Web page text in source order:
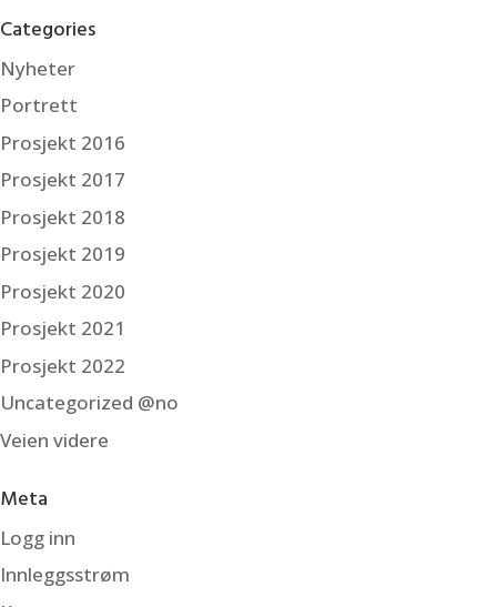
Categories
Nyheter
Portrett
Prosjekt 2016
Prosjekt 2017
Prosjekt 2018
Prosjekt 2019
Prosjekt 2020
Prosjekt 2021
Prosjekt 2022
Uncategorized @no
Veien videre
Meta
Logg inn
Innleggsstrøm